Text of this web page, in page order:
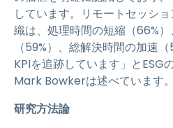
しています。リモートセッシ
織は、処理時間の短縮（66%
（59%）、総解決時間の加速
KPIを追跡しています」とESG
Mark Bowkerは述べています。
研究方法論